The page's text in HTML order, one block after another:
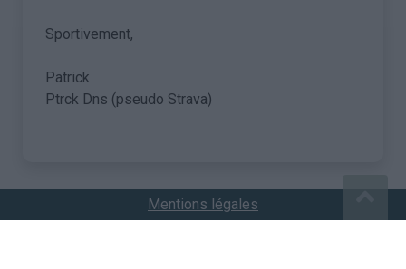
Sportivement,
Patrick
Ptrck Dns (pseudo Strava)
Mentions légales